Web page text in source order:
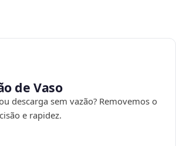
de Vaso
descarga sem vazão? Removemos o
e rapidez.